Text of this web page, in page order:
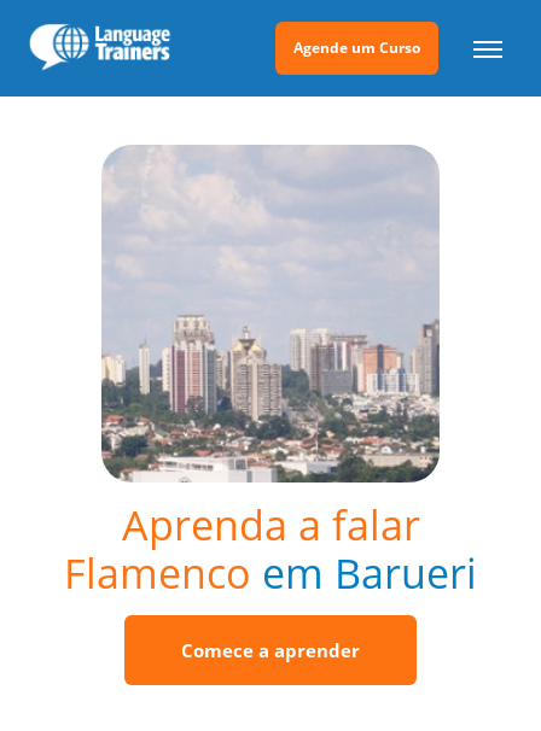
Agende um Curso
Aprenda a falar
Flamenco em Barueri
Comece a aprender